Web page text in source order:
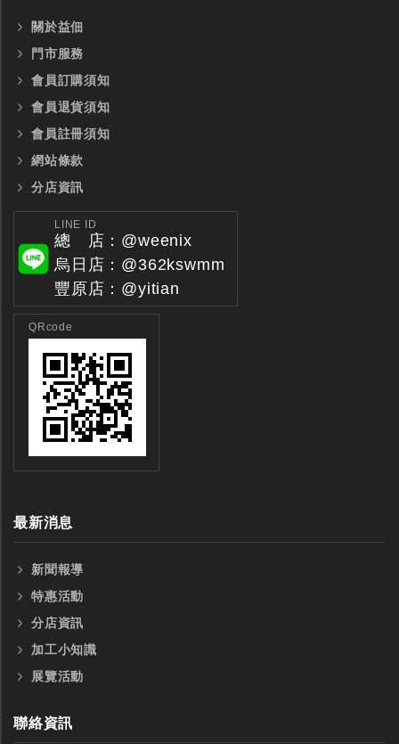
關於益佃
門市服務
會員訂購須知
會員退貨須知
會員註冊須知
網站條款
分店資訊
LINE ID
總 店：@weenix
烏日店：@362kswmm
豐原店：@yitian
QRcode
最新消息
新聞報導
特惠活動
分店資訊
加工小知識
展覽活動
聯絡資訊